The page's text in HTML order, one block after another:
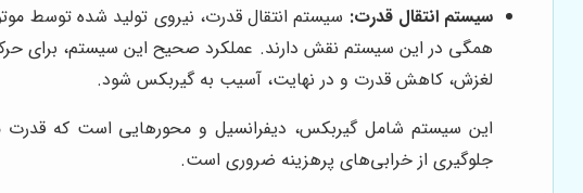
سیستم انتقال قدرت: سیستم انتقال قدرت، نیروی تولید شده توسط
همگی در این سیستم نقش دارند. عملکرد صحیح این سیستم، برای
لغزش، کاهش قدرت و در نهایت، آسیب به گیربکس شود.
این سیستم شامل گیربکس، دیفرانسیل و محورهایی است که قدرت
جلوگیری از خرابی‌های پرهزینه ضروری است.